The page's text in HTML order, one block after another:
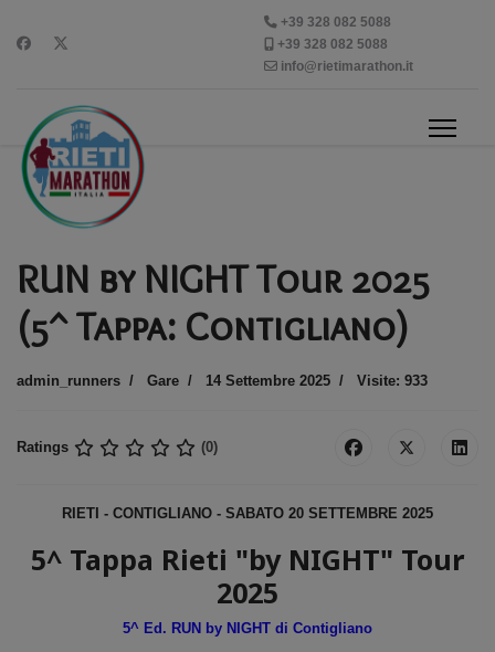
+39 328 082 5088
+39 328 082 5088
info@rietimarathon.it
RUN by NIGHT Tour 2025
(5^ Tappa: Contigliano)
admin_runners Gare 14 Settembre 2025 Visite: 933
Ratings (0)
RIETI - CONTIGLIANO - SABATO 20 SETTEMBRE 2025
5^ Tappa Rieti "by NIGHT" Tour
2025
5^ Ed. RUN by NIGHT di Contigliano